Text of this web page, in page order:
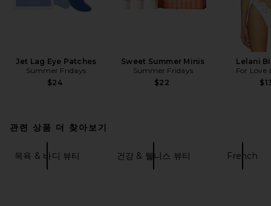
Jet Lag Eye Patches
Summer Fridays
$24
Sweet Summer Minis
Summer Fridays
$22
Lelani
For Love
관련 상품 더 찾아보기
목욕 & 바디 뷰티 건강 & 웰니스 뷰티 French